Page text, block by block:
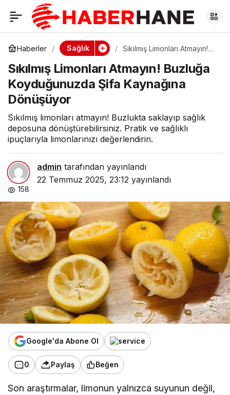
Haberler Sağlık
Sıkılmış Limonları Atmayın!
Şifa Kaynağına Dönüşüyor
Sıkılmış Limonları Atmayın! Buzluğa
Koyduğunuzda Şifa Kaynağına
Dönüşüyor
Sıkılmış limonları atmayın! Buzlukta saklayıp sağlık
deposuna dönüştürebilirsiniz. Pratik ve sağlıklı
ipuçlarıyla limonlarınızı değerlendirin.
admin tarafından yayınlandı
22 Temmuz 2025, 23:12 yayınlandı
158
Google'da Abone Ol
0 Paylaş Beğen
Son araştırmalar, limonun yalnızca suyunun değil,
Sıkılmış Limonları
Atmayın! Buzluğa
Koyduğunuzda Şifa
Kaynağına
Dönüşüyor